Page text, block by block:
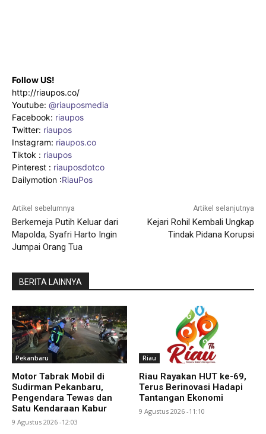
Follow US!
http://riaupos.co/
Youtube: @riauposmedia
Facebook: riaupos
Twitter: riaupos
Instagram: riaupos.co
Tiktok : riaupos
Pinterest : riauposdotco
Dailymotion :RiauPos
Artikel sebelumnya
Berkemeja Putih Keluar dari
Mapolda, Syafri Harto Ingin
Jumpai Orang Tua
Artikel selanjutnya
Kejari Rohil Kembali Ungkap
Tindak Pidana Korupsi
BERITA LAINNYA
Pekanbaru
Motor Tabrak Mobil di
Sudirman Pekanbaru,
Pengendara Tewas dan
Satu Kendaraan Kabur
9 Agustus 2026 -12:03
Riau
Riau Rayakan HUT ke-69,
Terus Berinovasi Hadapi
Tantangan Ekonomi
9 Agustus 2026 -11:10